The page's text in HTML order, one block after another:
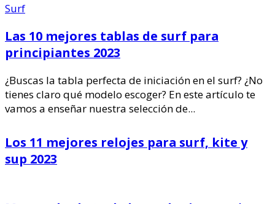
Surf
Las 10 mejores tablas de surf para
principiantes 2023
¿Buscas la tabla perfecta de iniciación en el surf? ¿No
tienes claro qué modelo escoger? En este artículo te
vamos a enseñar nuestra selección de...
Los 11 mejores relojes para surf, kite y
sup 2023